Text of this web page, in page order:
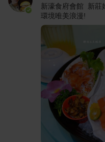
新濠食府會館 新莊
環境唯美浪漫!